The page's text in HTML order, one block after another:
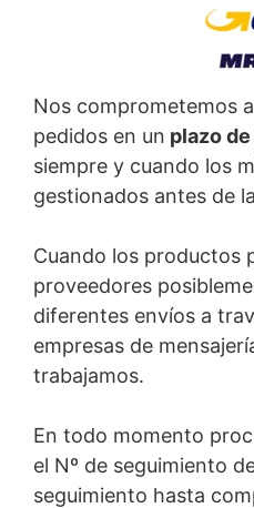
Nos comprometemos
pedidos en un plazo
siempre y cuando los
gestionados antes de
Cuando los productos
proveedores
diferentes envíos a
empresas de
trabajamos.
En todo momento
el Nº de seguimiento
seguimiento hasta